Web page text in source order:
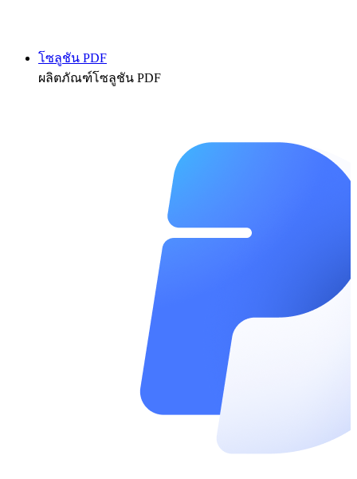
โซลูชัน PDF
ผลิตภัณฑ์โซลูชัน PDF